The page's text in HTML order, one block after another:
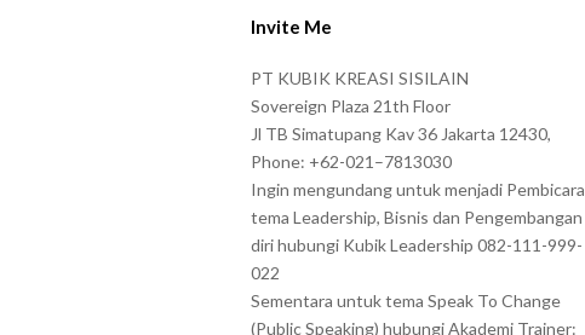
Invite Me
PT KUBIK KREASI SISILAIN
Sovereign Plaza 21th Floor
Jl TB Simatupang Kav 36 Jakarta 12430,
Phone: +62-021–7813030
Ingin mengundang untuk menjadi Pembicara
tema Leadership, Bisnis dan Pengembangan
diri hubungi Kubik Leadership 082-111-999-
022
Sementara untuk tema Speak To Change
(Public Speaking) hubungi Akademi Trainer: